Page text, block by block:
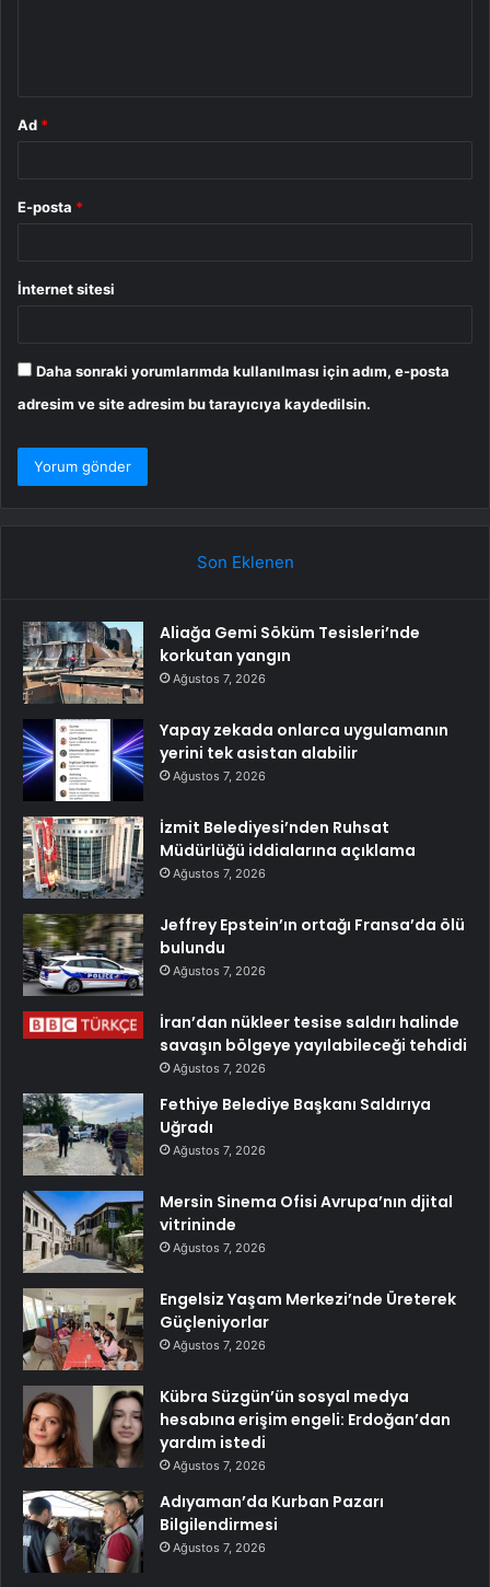
Ad *
E-posta *
İnternet sitesi
Daha sonraki yorumlarımda kullanılması için adım, e-posta
adresim ve site adresim bu tarayıcıya kaydedilsin.
Son Eklenen
Aliağa Gemi Söküm Tesisleri’nde
korkutan yangın
Ağustos 7, 2026
Yapay zekada onlarca uygulamanın
yerini tek asistan alabilir
Ağustos 7, 2026
İzmit Belediyesi’nden Ruhsat
Müdürlüğü iddialarına açıklama
Ağustos 7, 2026
Jeffrey Epstein’ın ortağı Fransa’da ölü
bulundu
Ağustos 7, 2026
İran’dan nükleer tesise saldırı halinde
savaşın bölgeye yayılabileceği tehdidi
Ağustos 7, 2026
Fethiye Belediye Başkanı Saldırıya
Uğradı
Ağustos 7, 2026
Mersin Sinema Ofisi Avrupa’nın djital
vitrininde
Ağustos 7, 2026
Engelsiz Yaşam Merkezi’nde Üreterek
Güçleniyorlar
Ağustos 7, 2026
Kübra Süzgün’ün sosyal medya
hesabına erişim engeli: Erdoğan’dan
yardım istedi
Ağustos 7, 2026
Adıyaman’da Kurban Pazarı
Bilgilendirmesi
Ağustos 7, 2026